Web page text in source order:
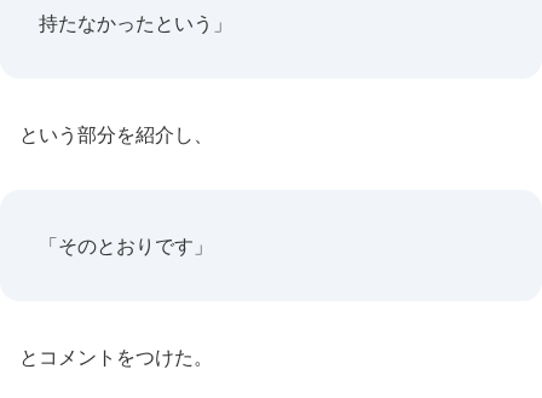
持たなかったという」
という部分を紹介し、
「そのとおりです」
とコメントをつけた。